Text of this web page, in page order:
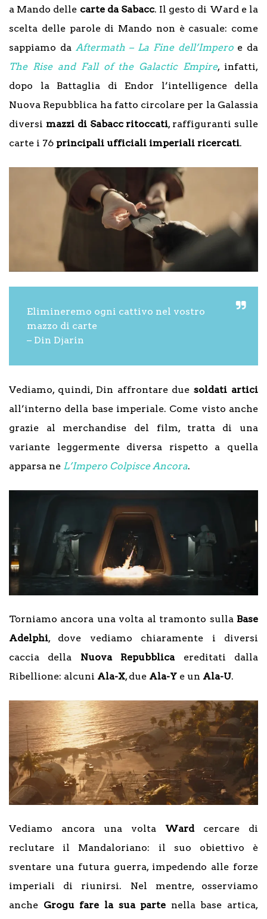
a Mando delle carte da Sabacc. Il gesto di Ward e la
scelta delle parole di Mando non è casuale: come
sappiamo da Aftermath – La Fine dell’Imperoe da
The Rise and Fall of the Galactic Empire, infatti,
dopo la Battaglia di Endor l’intelligence della
Nuova Repubblica ha fatto circolare per la Galassia
diversi mazzi di Sabacc ritoccati, raffiguranti sulle
carte i 76 principali ufficiali imperiali ricercati.
Elimineremo ogni cattivo nel vostro
mazzo di carte
– Din Djarin
Vediamo, quindi, Din affrontare duesoldati artici
all’interno della base imperiale. Come visto anche
grazie al merchandise del film, tratta di una
variante leggermente diversa rispetto a quella
apparsa ne L’Impero Colpisce Ancora.
Torniamo ancora una volta al tramonto sulla Base
Adelphi, dove vediamo chiaramente i diversi
caccia della Nuova Repubblicaereditati dalla
Ribellione: alcuni Ala-X, due Ala-Y e un Ala-U.
Vediamo ancora una volta Wardcercare di
reclutare il Mandaloriano: il suo obiettivo è
sventare una futura guerra, impedendo alle forze
imperiali di riunirsi. Nel mentre, osserviamo
anche Grogu fare la sua parte nella base artica,